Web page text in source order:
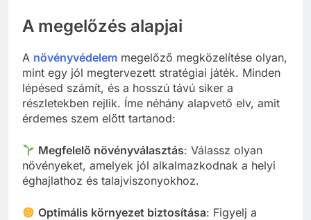
A megelőzés alapjai
A növényvédelem megelőző megközelítése olyan,
mint egy jól megtervezett stratégiai játék. Minden
lépésed számít, és a hosszú távú siker a
részletekben rejlik. Íme néhány alapvető elv, amit
érdemes szem előtt tartanod:
Megfelelő növényválasztás: Válassz olyan
növényeket, amelyek jól alkalmazkodnak a helyi
éghajlathoz és talajviszonyokhoz.
Optimális környezet biztosítása: Figyelj a